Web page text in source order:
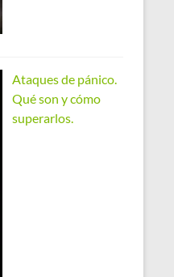
Ataques de pánico.
Qué son y cómo
superarlos.